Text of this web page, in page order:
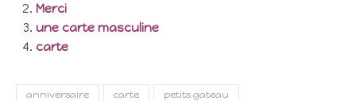
Merci
une carte masculine
carte
anniversaire carte petits gateau